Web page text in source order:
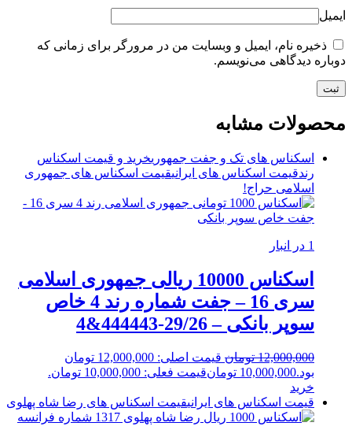
ایمیل
ذخیره نام، ایمیل و وبسایت من در مرورگر برای زمانی که
دوباره دیدگاهی می‌نویسم.
محصولات مشابه
اسکناس های تک و جفت جمهوریخرید و قیمت اسکناس
رندقیمت اسکناس های ایرانیقیمت اسکناس های جمهوری
اسلامی حراج!
1 در انبار
اسکناس 10000 ریالی جمهوری اسلامی
سری 16 – جفت شماره رند 4 خاص
سوپر بانکی – 29/26-444443&4
12,000,000 تومان
قیمت اصلی: 12,000,000 تومان
بود.10,000,000 تومانقیمت فعلی: 10,000,000 تومان.
خرید
قیمت اسکناس های ایرانیقیمت اسکناس های رضا شاه پهلوی